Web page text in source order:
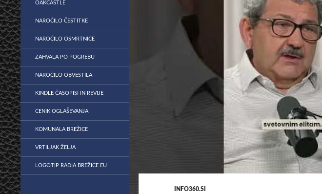
INFO360.SI
OAKCASTLE
NAROČILO ČESTITKE
NAROČILO OSMRTNICE
ZAHVALA PO POGREBU
NAROČILO OBVESTILA
KINDLE ČASOPISI IN REVIJE
CENIK OGLAŠEVANJA
KOMUNALA BREŽICE
VRTILJAK ŽELJA
LOGOTIP RADIA BREŽICE EU